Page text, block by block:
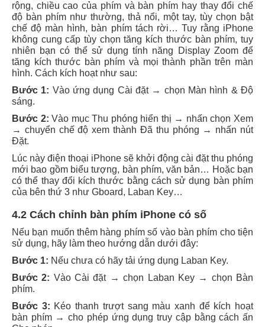
rộng, chiều cao của phím và bàn phím hay thay đổi chế
độ bàn phím như thường, thả nổi, một tay, tùy chọn bật
chế độ màn hình, bàn phím tách rời… Tuy rằng iPhone
không cung cấp tùy chọn tăng kích thước bàn phím, tuy
nhiên bạn có thể sử dụng tính năng Display Zoom để
tăng kích thước bàn phím và mọi thành phần trên màn
hình. Cách kích hoạt như sau:
Bước 1: Vào ứng dụng Cài đặt → chọn Màn hình & Độ
sáng.
Bước 2: Vào mục Thu phóng hiển thị → nhấn chọn Xem
→ chuyển chế độ xem thành Đã thu phóng → nhấn nút
Đặt.
Lúc này điện thoại iPhone sẽ khởi động cài đặt thu phóng
mới bao gồm biểu tượng, bàn phím, văn bản… Hoặc bạn
có thể thay đổi kích thước bằng cách sử dụng bàn phím
của bên thứ 3 như Gboard, Laban Key…
4.2 Cách chỉnh bàn phím iPhone có số
Nếu bạn muốn thêm hàng phím số vào bàn phím cho tiện
sử dụng, hãy làm theo hướng dẫn dưới đây:
Bước 1: Nếu chưa có hãy tải ứng dụng Laban Key.
Bước 2: Vào Cài đặt → chọn Laban Key → chọn Bàn
phím.
Bước 3: Kéo thanh trượt sang màu xanh để kích hoạt
bàn phím → cho phép ứng dụng truy cập bằng cách ấn